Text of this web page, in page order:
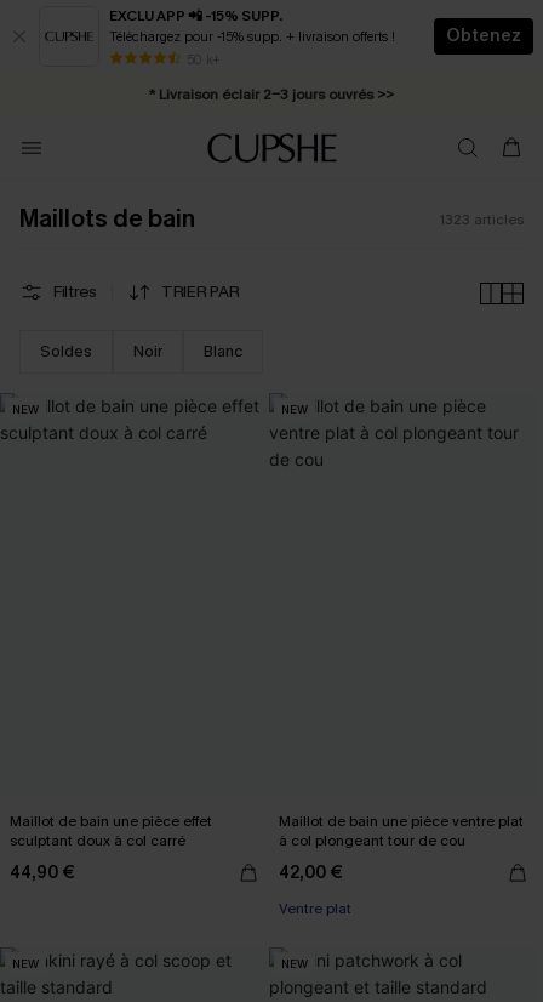
EXCLU APP 📲 -15% SUPP.
Téléchargez pour -15% supp. + livraison offerts !
50 k+
Obtenez
* Livraison éclair 2-3 jours ouvrés >>
Abonnement E-mail : -25% dès 4 achetés >>
Maillots de bain 1323 articles
Filtres TRIER PAR
Soldes Noir Blanc
NEW
Maillot de bain une pièce effet
sculptant doux à col carré
44,90 €
NEW
Maillot de bain une pièce ventre plat
à col plongeant tour de cou
42,00 €
Ventre plat
NEW NEW